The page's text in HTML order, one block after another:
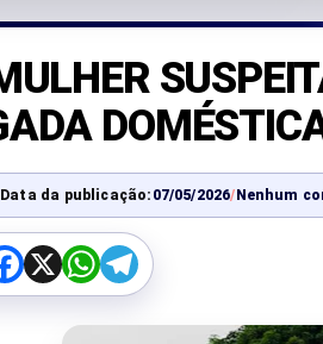
Data da publicação: 07/05/2026/Nenhum
F
a
X
W
h
t
T
e
e